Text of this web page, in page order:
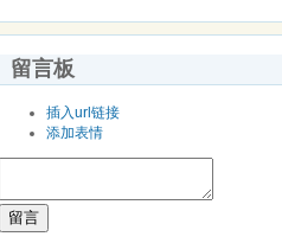
留言板
插入url链接
添加表情
留言